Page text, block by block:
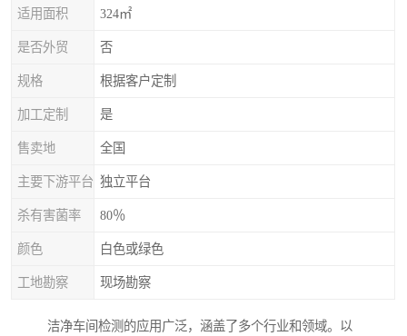
适用面积 324㎡
是否外贸 否
规格 根据客户定制
加工定制 是
售卖地 全国
主要下游平台 独立平台
杀有害菌率 80％
颜色 白色或绿色
工地勘察 现场勘察
洁净车间检测的应用广泛，涵盖了多个行业和领域。以